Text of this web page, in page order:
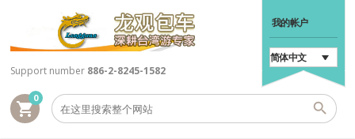
我的帐户
简体中文
shopping_cart
0
Support number 886-2-8245-1582